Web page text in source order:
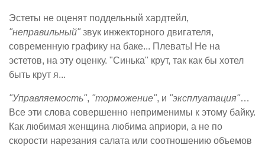
Эстеты не оценят поддельный хардтейл,
"неправильный" звук инжекторного двигателя,
современную графику на баке... Плевать! Не на
эстетов, на эту оценку. "Синька" крут, так как бы хотел
быть крут я...
"Управляемость", "торможение", и "эксплуатация"…
Все эти слова совершенно неприменимы к этому байку.
Как любимая женщина любима априори, а не по
скорости нарезания салата или соотношению объемов